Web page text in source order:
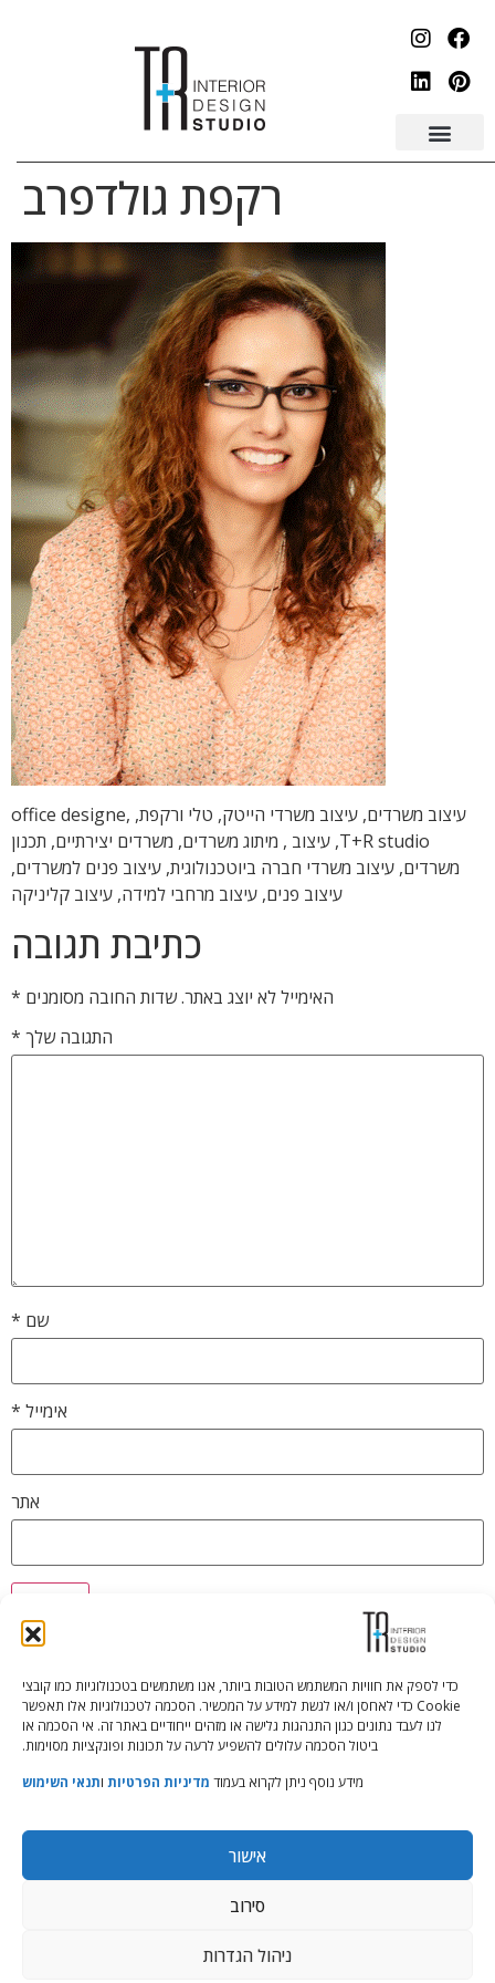
כדי לספק את חוויות המשתמש הטובות ביותר, אנו משתמשים בטכנולוגיות כמו קובצי
Cookie כדי לאחסן ו/או לגשת למידע על המכשיר. הסכמה לטכנולוגיות אלו תאפשר
לנו לעבד נתונים כגון התנהגות גלישה או מזהים ייחודיים באתר זה. אי הסכמה או
ביטול הסכמה עלולים להשפיע לרעה על תכונות ופונקציות מסוימות.
מידע נוסף ניתן לקרוא בעמוד מדיניות הפרטיות ותנאי השימוש
אישור
סירוב
ניהול הגדרות
רקפת גולדפרב
עיצוב משרדים, עיצוב משרדי הייטק, טלי ורקפת, office designe,
T+R studio, עיצוב , מיתוג משרדים, משרדים יצירתיים, תכנון
משרדים, עיצוב משרדי חברה ביוטכנולוגית, עיצוב פנים למשרדים,
עיצוב פנים, עיצוב מרחבי למידה, עיצוב קליניקה
כתיבת תגובה
האימייל לא יוצג באתר.שדות החובה מסומנים *
התגובה שלך *
שם *
אימייל *
אתר
Tali Shenfeld:052.620.2446
tali@TRstudio.co.il
rakefet@TRstudio.co.il